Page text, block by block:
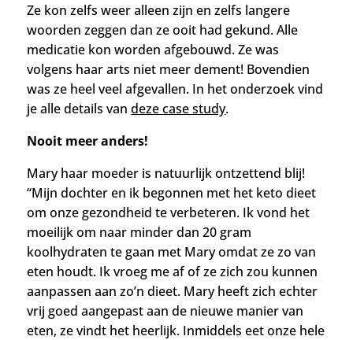
Ze kon zelfs weer alleen zijn en zelfs langere
woorden zeggen dan ze ooit had gekund. Alle
medicatie kon worden afgebouwd. Ze was
volgens haar arts niet meer dement! Bovendien
was ze heel veel afgevallen. In het onderzoek vind
je alle details vandeze case study.
Nooit meer anders!
Mary haar moeder is natuurlijk ontzettend blij!
“Mijn dochter en ik begonnen met het keto dieet
om onze gezondheid te verbeteren. Ik vond het
moeilijk om naar minder dan 20 gram
koolhydraten te gaan met Mary omdat ze zo van
eten houdt. Ik vroeg me af of ze zich zou kunnen
aanpassen aan zo’n dieet. Mary heeft zich echter
vrij goed aangepast aan de nieuwe manier van
eten, ze vindt het heerlijk. Inmiddels eet onze hele